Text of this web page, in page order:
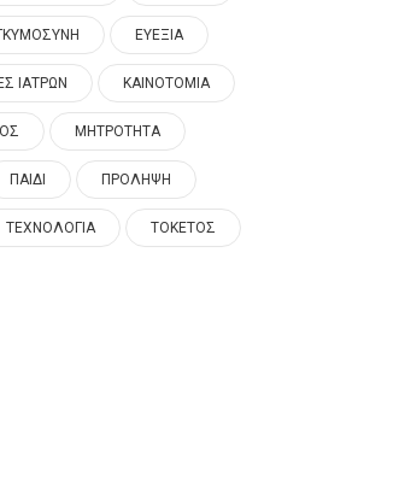
ΕΥΕΞΙΑ
ΙΑΤΡΩΝ ΚΑΙΝΟΤΟΜΙΑ
ΜΗΤΡΟΤΗΤΑ
ΠΑΙΔΙ ΠΡΟΛΗΨΗ
ΤΕΧΝΟΛΟΓΙΑ ΤΟΚΕΤΟΣ